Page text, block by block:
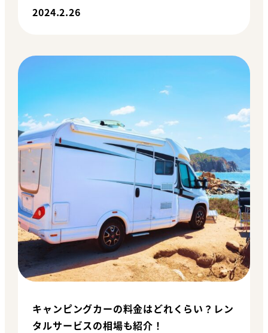
2024.2.26
キャンピングカーの料金はどれくらい？レン
タルサービスの相場も紹介！